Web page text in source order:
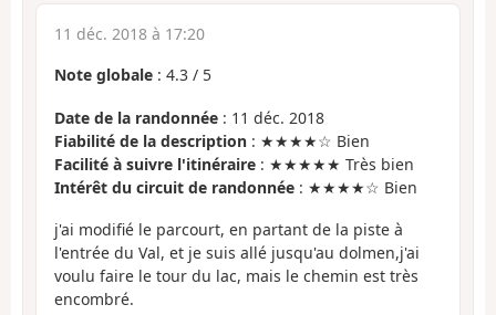
11 déc. 2018 à 17:20
Note globale : 4.3 / 5
Date de la randonnée : 11 déc. 2018
Fiabilité de la description : ★★★★☆ Bien
Facilité à suivre l'itinéraire : ★★★★★ Très bien
Intérêt du circuit de randonnée : ★★★★☆ Bien
j'ai modifié le parcourt, en partant de la piste à
l'entrée du Val, et je suis allé jusqu'au dolmen,j'ai
voulu faire le tour du lac, mais le chemin est très
encombré.